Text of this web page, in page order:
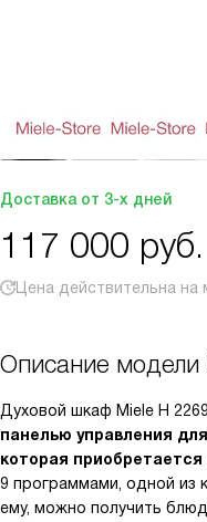
Доставка от 3-х дней
117 000 руб.
Цена действительна
Описание модели
Духовой шкаф Miele H
панелью управления
которая приобретается
9 программами, одной из
ему, можно получить